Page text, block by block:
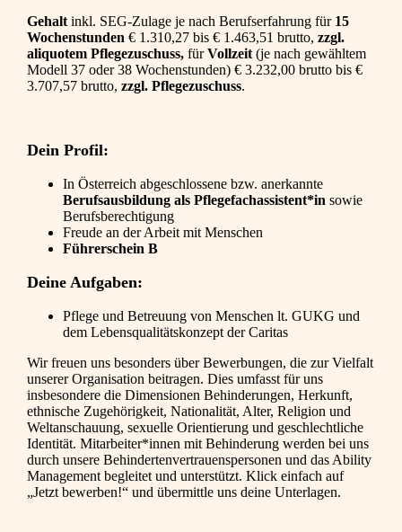
Gehalt inkl. SEG-Zulage je nach Berufserfahrung für 15
Wochenstunden € 1.310,27 bis € 1.463,51 brutto, zzgl.
aliquotem Pflegezuschuss, fürVollzeit (je nach gewähltem
Modell 37 oder 38 Wochenstunden) € 3.232,00 brutto bis €
3.707,57 brutto, zzgl. Pflegezuschuss.
Dein Profil:
In Österreich abgeschlossene bzw. anerkannte
Berufsausbildung als Pflegefachassistent*in sowie
Berufsberechtigung
Freude an der Arbeit mit Menschen
Führerschein B
Deine Aufgaben:
Pflege und Betreuung von Menschen lt. GUKG und
dem Lebensqualitätskonzept der Caritas
Wir freuen uns besonders über Bewerbungen, die zur Vielfalt
unserer Organisation beitragen. Dies umfasst für uns
insbesondere die Dimensionen Behinderungen, Herkunft,
ethnische Zugehörigkeit, Nationalität, Alter, Religion und
Weltanschauung, sexuelle Orientierung und geschlechtliche
Identität. Mitarbeiter*innen mit Behinderung werden bei uns
durch unsere Behindertenvertrauenspersonen und das Ability
Management begleitet und unterstützt. Klick einfach auf
„Jetzt bewerben!“ und übermittle uns deine Unterlagen.